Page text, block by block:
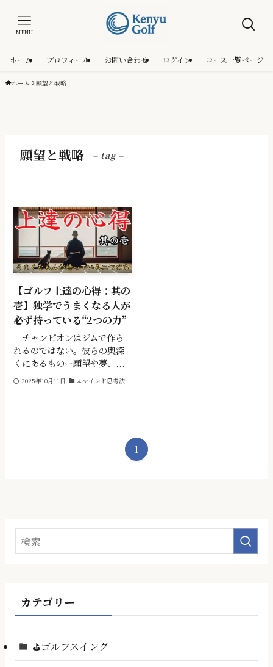
MENU
ホーム プロフィール お問い合わせ ログイン コース一覧ページ
ホーム 願望と戦略
願望と戦略 – tag –
【ゴルフ上達の心得：其の
壱】独学でうまくなる人が
必ず持っている“2つの力”
「チャンピオンはジムで作ら
れるのではない。彼らの奥深
くにあるものー願望や夢、...
2025年10月11日 🧘マインド思考法
1
カテゴリー
⛳ゴルフスイング